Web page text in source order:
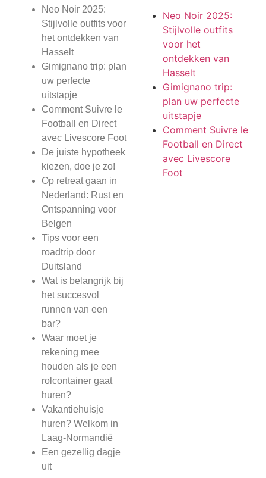
Neo Noir 2025:
Stijlvolle outfits voor
het ontdekken van
Hasselt
Gimignano trip: plan
uw perfecte
uitstapje
Comment Suivre le
Football en Direct
avec Livescore Foot
De juiste hypotheek
kiezen, doe je zo!
Op retreat gaan in
Nederland: Rust en
Ontspanning voor
Belgen
Tips voor een
roadtrip door
Duitsland
Wat is belangrijk bij
het succesvol
runnen van een
bar?
Waar moet je
rekening mee
houden als je een
rolcontainer gaat
huren?
Vakantiehuisje
huren? Welkom in
Laag-Normandië
Een gezellig dagje
uit
Neo Noir 2025:
Stijlvolle outfits
voor het
ontdekken van
Hasselt
Gimignano trip:
plan uw perfecte
uitstapje
Comment Suivre le
Football en Direct
avec Livescore
Foot